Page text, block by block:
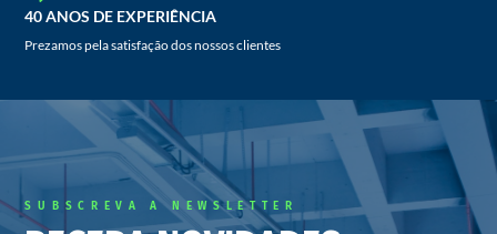
40 ANOS DE EXPERIÊNCIA
Prezamos pela satisfação dos nossos clientes
SUBSCREVA A NEWSLETTER